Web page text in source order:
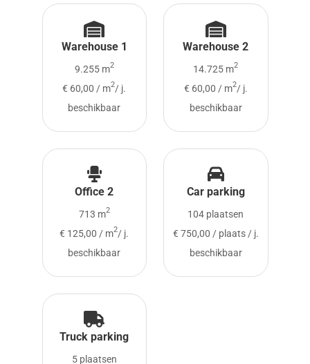
Warehouse 1
9.255 m2
€ 60,00 / m2/ j.
beschikbaar
Warehouse 2
14.725 m2
€ 60,00 / m2/ j.
beschikbaar
Office 2
713 m2
€ 125,00 / m2/ j.
beschikbaar
Car parking
104 plaatsen
€ 750,00 / plaats / j.
beschikbaar
Truck parking
5 plaatsen